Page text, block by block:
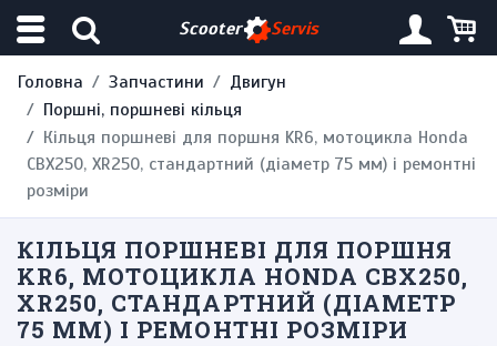
Scooter Servis
Головна Запчастини
Двигун
Поршні, поршневі кільця
Кільця поршневі для поршня KR6, мотоцикла Honda
CBX250, XR250, стандартний (діаметр 75 мм) і ремонтні
розміри
КІЛЬЦЯ ПОРШНЕВІ ДЛЯ ПОРШНЯ
KR6, МОТОЦИКЛА HONDA CBX250,
XR250, СТАНДАРТНИЙ (ДІАМЕТР
75 ММ) І РЕМОНТНІ РОЗМІРИ